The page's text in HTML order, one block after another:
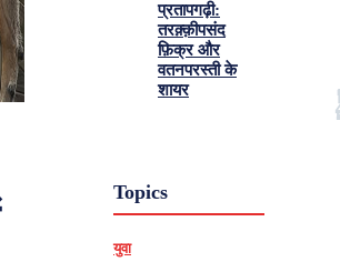
प्रतापगढ़ी:
तरक़्क़ीपसंद
फ़िक्र और
वतनपरस्ती के
शायर
Topics
युवा